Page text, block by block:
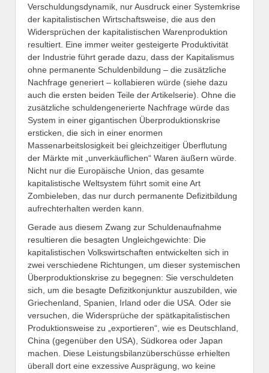
Verschuldungsdynamik, nur Ausdruck einer Systemkrise
der kapitalistischen Wirtschaftsweise, die aus den
Widersprüchen der kapitalistischen Warenproduktion
resultiert. Eine immer weiter gesteigerte Produktivität
der Industrie führt gerade dazu, dass der Kapitalismus
ohne permanente Schuldenbildung – die zusätzliche
Nachfrage generiert – kollabieren würde (siehe dazu
auch die ersten beiden Teile der Artikelserie). Ohne die
zusätzliche schuldengenerierte Nachfrage würde das
System in einer gigantischen Überproduktionskrise
ersticken, die sich in einer enormen
Massenarbeitslosigkeit bei gleichzeitiger Überflutung
der Märkte mit „unverkäuflichen“ Waren äußern würde.
Nicht nur die Europäische Union, das gesamte
kapitalistische Weltsystem führt somit eine Art
Zombieleben, das nur durch permanente Defizitbildung
aufrechterhalten werden kann.
Gerade aus diesem Zwang zur Schuldenaufnahme
resultieren die besagten Ungleichgewichte: Die
kapitalistischen Volkswirtschaften entwickelten sich in
zwei verschiedene Richtungen, um dieser systemischen
Überproduktionskrise zu begegnen: Sie verschuldeten
sich, um die besagte Defizitkonjunktur auszubilden, wie
Griechenland, Spanien, Irland oder die USA. Oder sie
versuchen, die Widersprüche der spätkapitalistischen
Produktionsweise zu „exportieren“, wie es Deutschland,
China (gegenüber den USA), Südkorea oder Japan
machen. Diese Leistungsbilanzüberschüsse erhielten
überall dort eine exzessive Ausprägung, wo keine